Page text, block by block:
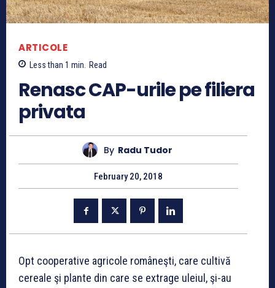
ARTICOLE
Less than 1 min. Read
Renasc CAP-urile pe filiera
privata
By Radu Tudor
February 20, 2018
Opt cooperative agricole româneşti, care cultivă
cereale şi plante din care se extrage uleiul, şi-au